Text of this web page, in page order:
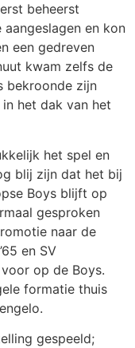
beheerst
en kon
een gedreven
kwam zelfs de
bekroonde zijn
het dak van het
het spel en
blij zijn dat het bij
Boys blijft op
gesproken
naar de
en SV
op de Boys.
formatie thuis
gespeeld;